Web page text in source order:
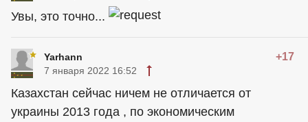
Увы, это точно...
Yarhann +17
7 января 2022 16:52
Казахстан сейчас ничем не отличается от
украины 2013 года , по экономическим